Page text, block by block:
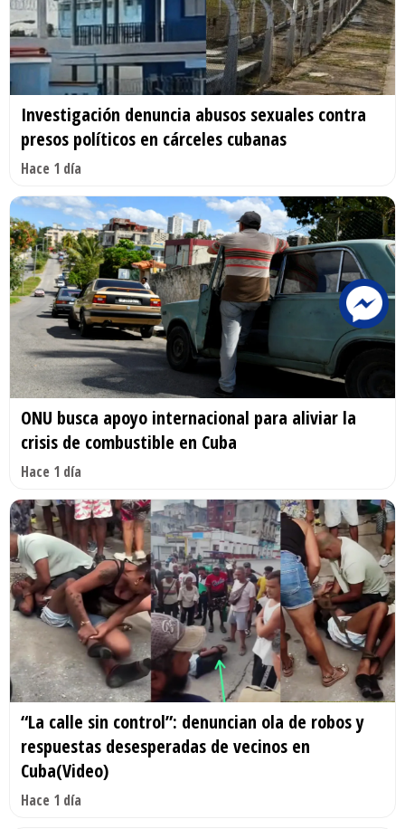
Investigación denuncia abusos sexuales contra
presos políticos en cárceles cubanas
Hace 1 día
ONU busca apoyo internacional para aliviar la
crisis de combustible en Cuba
Hace 1 día
“La calle sin control”: denuncian ola de robos y
respuestas desesperadas de vecinos en
Cuba(Video)
Hace 1 día